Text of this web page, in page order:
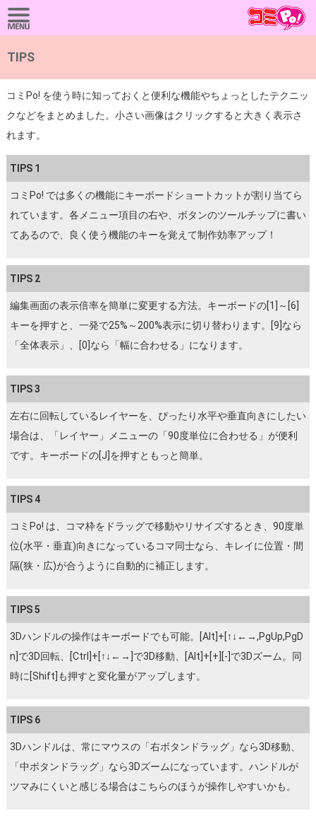
TIPS
コミPo! を使う時に知っておくと便利な機能やちょっとしたテクニッ
クなどをまとめました。小さい画像はクリックすると大きく表示さ
れます。
TIPS 1
コミPo! では多くの機能にキーボードショートカットが割り当てら
れています。各メニュー項目の右や、ボタンのツールチップに書い
てあるので、良く使う機能のキーを覚えて制作効率アップ！
TIPS 2
編集画面の表示倍率を簡単に変更する方法。キーボードの[1]～[6]
キーを押すと、一発で25%～200%表示に切り替わります。[9]なら
「全体表示」、[0]なら「幅に合わせる」になります。
TIPS 3
左右に回転しているレイヤーを、ぴったり水平や垂直向きにしたい
場合は、「レイヤー」メニューの「90度単位に合わせる」が便利
です。キーボードの[J]を押すともっと簡単。
TIPS 4
コミPo! は、コマ枠をドラッグで移動やリサイズするとき、90度単
位(水平・垂直)向きになっているコマ同士なら、キレイに位置・間
隔(狭・広)が合うように自動的に補正します。
TIPS 5
3Dハンドルの操作はキーボードでも可能。[Alt]+[↑↓←→,PgUp,PgD
n]で3D回転、[Ctrl]+[↑↓←→]で3D移動、[Alt]+[+][-]で3Dズーム。同
時に[Shift]も押すと変化量がアップします。
TIPS 6
3Dハンドルは、常にマウスの「右ボタンドラッグ」なら3D移動、
「中ボタンドラッグ」なら3Dズームになっています。ハンドルが
ツマみにくいと感じる場合はこちらのほうが操作しやすいかも。